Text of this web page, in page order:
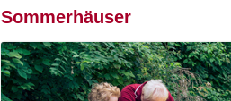
Sommerhäuser